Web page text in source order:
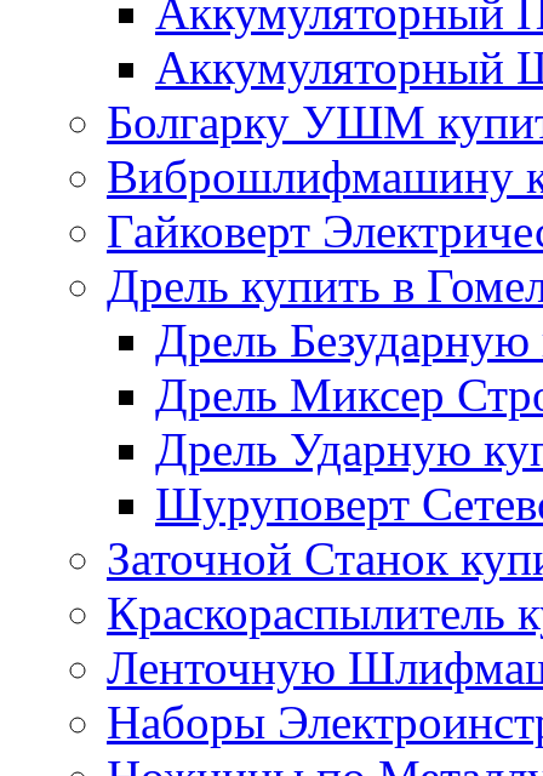
Аккумуляторный
Аккумуляторный
Болгарку УШМ
Виброшлифмашину
Гайковерт
Дрель купить в
Дрель Безударную
Дрель Миксер
Дрель Ударную
Шуруповерт
Заточной Станок
Краскораспылитель
Ленточную
Наборы